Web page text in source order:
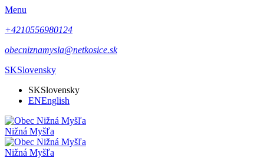
Menu
+4210556980124
obecniznamysla@netkosice.sk
SKSlovensky
SKSlovensky
ENEnglish
Nižná Myšľa
Nižná Myšľa